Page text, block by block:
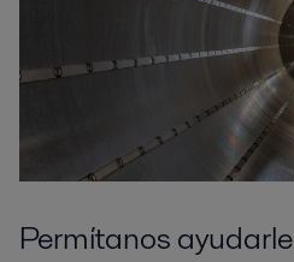
Permítanos ayudarle